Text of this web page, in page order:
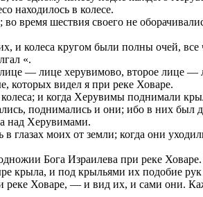
находилось в колесе.
время шествия своего не
и колеса кругом были полны очей, все
«.
— лице херувимово, второе лице —
которых видел я при реке Ховаре.
и когда Херувимы поднимали
поднимались и они; ибо в них был
над Херувимами.
моих от земли; когда они
Бога Израилева при реке
крыла, и под крыльями их подобие рук
Ховаре, — и вид их, и сами они.